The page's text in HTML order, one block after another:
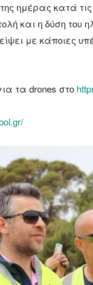
ημέρας κατά
και η δύση του
με κάποιες
τα drones στο